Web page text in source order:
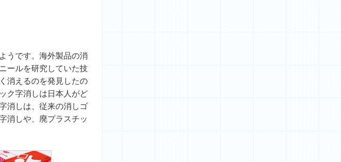
うです。海外製品の消
ールを研究していた技
消えるのを発見したの
ク字消しは日本人がど
消しは、従来の消しゴ
消しや、廃プラスチッ